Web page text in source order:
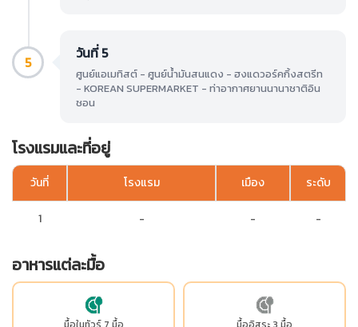
5 วันที่ 5
ศูนย์แอเมทิสต์ - ศูนย์น้ำมันสนแดง - ฮงแดวอร์คกิ้งสตรีท
- KOREAN SUPERMARKET - ท่าอากาศยานนานาชาติอิน
ชอน
โรงแรมและที่อยู่
วันที่ โรงแรม เมือง ระดับ
1 - - -
อาหารแต่ละมื้อ